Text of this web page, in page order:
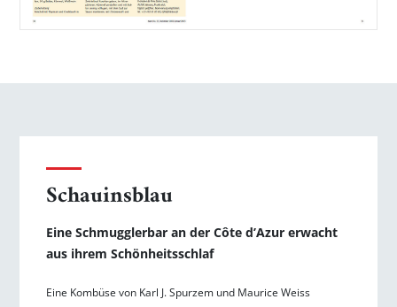
Schauinsblau
Eine Schmugglerbar an der Côte d’Azur erwacht
aus ihrem Schönheitsschlaf
Eine Kombüse von Karl J. Spurzem und Maurice Weiss